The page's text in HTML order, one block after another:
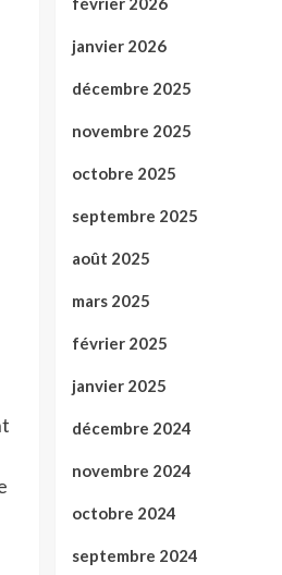
janvier 2026
décembre 2025
novembre 2025
octobre 2025
septembre 2025
août 2025
mars 2025
février 2025
janvier 2025
décembre 2024
novembre 2024
octobre 2024
septembre 2024